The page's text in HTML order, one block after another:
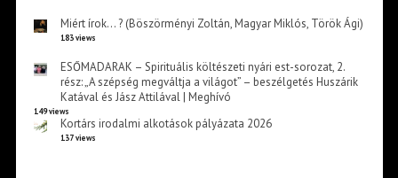
Miért írok… ? (Böszörményi Zoltán, Magyar Miklós, Török Ági)
183 views
ESŐMADARAK – Spirituális költészeti nyári est-sorozat, 2.
rész: „A szépség megváltja a világot” – beszélgetés Huszárik
Katával és Jász Attilával | Meghívó
149 views
Kortárs irodalmi alkotások pályázata 2026
137 views